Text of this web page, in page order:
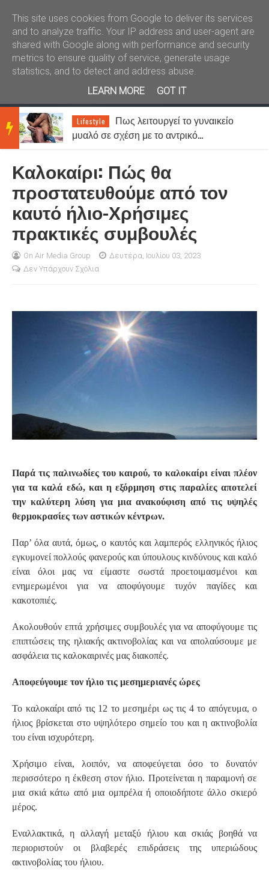
Καλώς ήλθατε Kral News
BRE
AKIN
NEW
News
Καιρός: Γενικά αίθριος με τοπικές
βροχές στα ορεινά - Έως 38 βαθμούς ο
Καλοκαίρι: Πώς θα
προστατευθούμε από τον
καυτό ήλιο-Χρήσιμες
πρακτικές συμβουλές
On Air Media Group
Δευτέρα, Ιουλίου 03, 2023
Δεν Υπάρχουν Σχόλια
Παρά τις παλινωδίες του καιρού, το καλοκαίρι είναι πλέον
για τα καλά εδώ, και η εξόρμηση στις παραλίες αποτελεί
την καλύτερη λύση για μια ανακούφιση από τις υψηλές
θερμοκρασίες των αστικών κέντρων.
Παρ’ όλα αυτά, όμως, ο καυτός και λαμπερός ελληνικός ήλιος
εγκυμονεί πολλούς φανερούς και ύπουλους κινδύνους και καλό
είναι όλοι μας να είμαστε σωστά προετοιμασμένοι και
ενημερωμένοι για να αποφύγουμε τυχόν παγίδες και
κακοτοπιές.
Ακολουθούν επτά χρήσιμες συμβουλές για να αποφύγουμε τις
επιπτώσεις της ηλιακής ακτινοβολίας και να απολαύσουμε με
ασφάλεια τις καλοκαιρινές μας διακοπές.
Αποφεύγουμε τον ήλιο τις μεσημεριανές ώρες
Το καλοκαίρι από τις 12 το μεσημέρι ως τις 4 το απόγευμα, ο
ήλιος βρίσκεται στο υψηλότερο σημείο του και η ακτινοβολία
του είναι ισχυρότερη.
Χρήσιμο είναι, λοιπόν, να αποφεύγεται όσο το δυνατόν
περισσότερο η έκθεση στον ήλιο. Προτείνεται η παραμονή σε
μια σκιά κάτω από μια ομπρέλα ή οποιοδήποτε άλλο σκιερό
μέρος.
Εναλλακτικά, η αλλαγή μεταξύ ήλιου και σκιάς βοηθά να
περιοριστούν οι βλαβερές επιδράσεις της υπεριώδους
ακτινοβολίας του ήλιου.
This site uses cookies from Google to deliver its services
and to analyze traffic. Your IP address and user-agent are
shared with Google along with performance and security
metrics to ensure quality of service, generate usage
statistics, and to detect and address abuse.
LEARN MORE
GOT IT